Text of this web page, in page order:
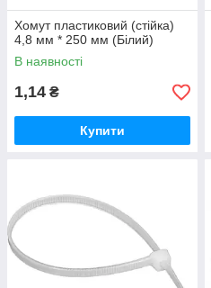
Хомут пластиковий (стійка)
4,8 мм * 250 мм (Білий)
В наявності
1,14 ₴
Купити